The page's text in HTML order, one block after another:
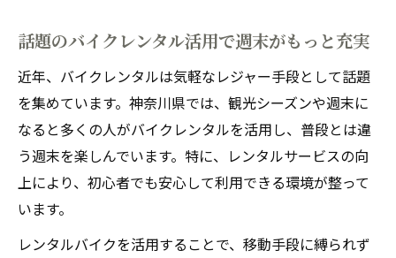
話題のバイクレンタル活用で週末がもっと充実
近年、バイクレンタルは気軽なレジャー手段として話題
を集めています。神奈川県では、観光シーズンや週末に
なると多くの人がバイクレンタルを活用し、普段とは違
う週末を楽しんでいます。特に、レンタルサービスの向
上により、初心者でも安心して利用できる環境が整って
います。
レンタルバイクを活用することで、移動手段に縛られず